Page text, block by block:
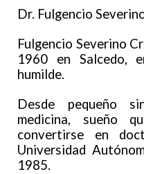
Dr. Fulgencio
Fulgencio Severino
1960 en Salcedo,
humilde.
Desde pequeño
medicina, sueño
convertirse en
Universidad
1985.